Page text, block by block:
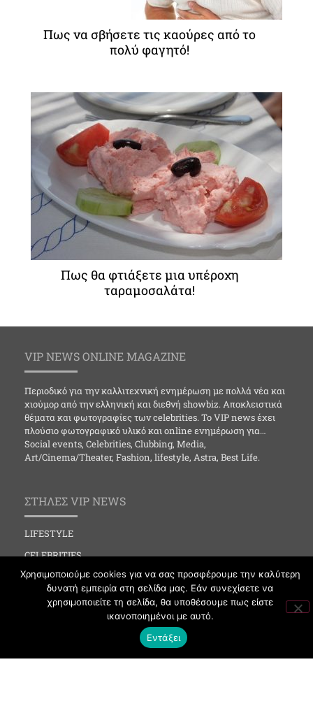
Πως να σβήσετε τις καούρες από το
πολύ φαγητό!
Πως θα φτιάξετε μια υπέροχη
ταραμοσαλάτα!
VIP NEWS ONLINE MAGAZINE
Περιοδικό για την καλλιτεχνική ενημέρωση με πολλά νέα και
χιούμορ από την ελληνική και διεθνή showbiz. Αποκλειστικά
θέματα και φωτογραφίες των celebrities. Το VIP news έχει
πλούσιο φωτογραφικό υλικό και online ενημέρωση για…
Social events, Celebrities, Clubbing, Media,
Art/Cinema/Theater, Fashion, lifestyle, Astra, Best Life.
ΣΤΗΛΕΣ VIP NEWS
LIFESTYLE
CELEBRITIES
MEDIA
SOCIAL EVENTS
NEWS
Χρησιμοποιούμε cookies για να σας προσφέρουμε την καλύτερη
δυνατή εμπειρία στη σελίδα μας. Εάν συνεχίσετε να
χρησιμοποιείτε τη σελίδα, θα υποθέσουμε πως είστε
ικανοποιημένοι με αυτό.
Εντάξει